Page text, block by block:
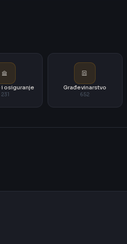
i osiguranje
231
Građevinarstvo
652